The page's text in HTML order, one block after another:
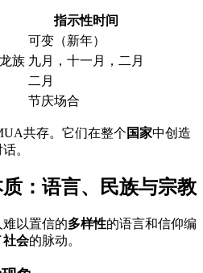
指示性时间
可变（新年）
族 九月，十一月，二月
二月
节庆场合
共存。它们在整个 国家中创造
。
：语言、民族与宗教
以置信的多样性的语言和信仰编
社会的脉动。